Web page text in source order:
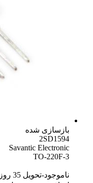
بازسازی شده
2SD1594
Savantic Electronic
TO-220F-3
ناموجود-تحویل 35 روزه